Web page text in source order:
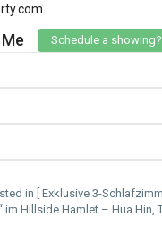
Schedule a showing?